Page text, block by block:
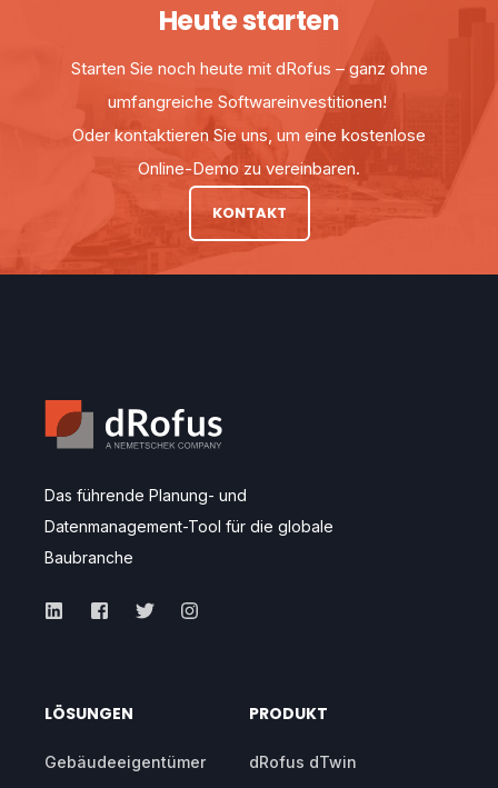
Heute starten
Starten Sie noch heute mit dRofus – ganz ohne
umfangreiche Softwareinvestitionen!
Oder kontaktieren Sie uns, um eine kostenlose
Online-Demo zu vereinbaren.
KONTAKT
Das führende Planung- und
Datenmanagement-Tool für die globale
Baubranche
LÖSUNGEN
Gebäudeeigentümer
PRODUKT
dRofus dTwin